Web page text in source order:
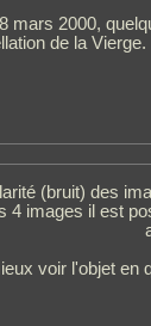
mars 2000,
de la
(bruit) des
4 images il est
voir l'objet en